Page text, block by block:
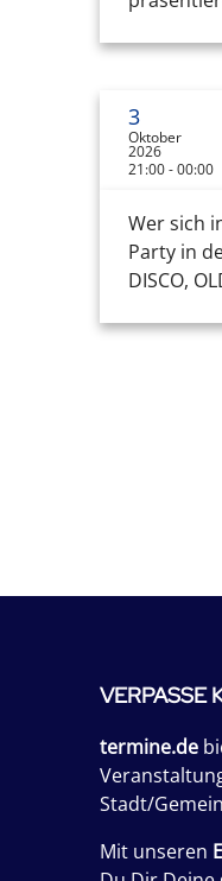
3
Oktober
2026
21:00 - 00:00
Wer sich
Party in
DISCO,
VERPASSE
termine.de
Stadt/
Mit unseren